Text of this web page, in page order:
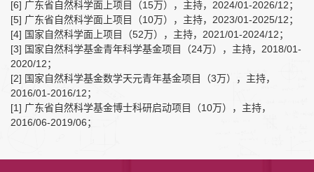
[6] 广东省自然科学面上项目（15万），主持，2024/01-2026/12；
[5] 广东省自然科学面上项目（10万），主持，2023/01-2025/12；
[4] 国家自然科学面上项目（52万），主持，2021/01-2024/12；
[3] 国家自然科学基金青年科学基金项目（24万），主持，2018/01-
2020/12；
[2] 国家自然科学基金数学天元青年基金项目（3万），主持，
2016/01-2016/12；
[1] 广东省自然科学基金博士科研启动项目（10万），主持，
2016/06-2019/06；